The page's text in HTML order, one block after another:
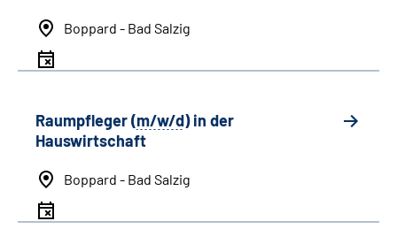
Boppard - Bad Salzig
Raumpfleger (m/w/d) in der
Hauswirtschaft
Boppard - Bad Salzig